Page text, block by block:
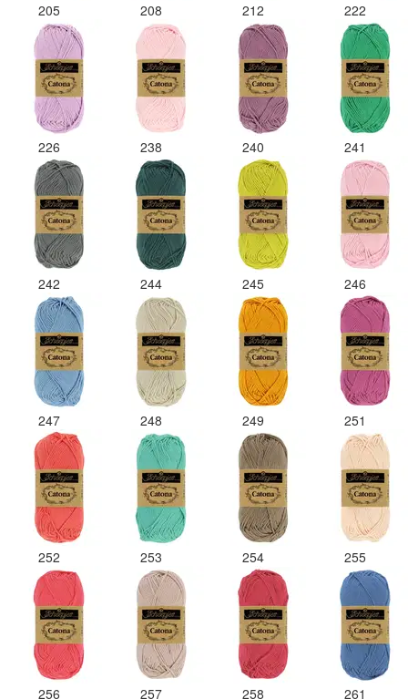
205 208 212 222
226 238 240 241
242 244 245 246
247 248 249 251
252 253 254 255
256 257 258 261